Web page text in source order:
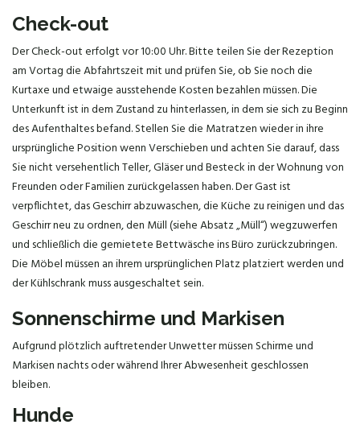
Check-out
Der Check-out erfolgt vor 10:00 Uhr. Bitte teilen Sie der Rezeption
am Vortag die Abfahrtszeit mit und prüfen Sie, ob Sie noch die
Kurtaxe und etwaige ausstehende Kosten bezahlen müssen. Die
Unterkunft ist in dem Zustand zu hinterlassen, in dem sie sich zu Beginn
des Aufenthaltes befand. Stellen Sie die Matratzen wieder in ihre
ursprüngliche Position wenn Verschieben und achten Sie darauf, dass
Sie nicht versehentlich Teller, Gläser und Besteck in der Wohnung von
Freunden oder Familien zurückgelassen haben. Der Gast ist
verpflichtet, das Geschirr abzuwaschen, die Küche zu reinigen und das
Geschirr neu zu ordnen, den Müll (siehe Absatz „Müll“) wegzuwerfen
und schließlich die gemietete Bettwäsche ins Büro zurückzubringen.
Die Möbel müssen an ihrem ursprünglichen Platz platziert werden und
der Kühlschrank muss ausgeschaltet sein.
Sonnenschirme und Markisen
Aufgrund plötzlich auftretender Unwetter müssen Schirme und
Markisen nachts oder während Ihrer Abwesenheit geschlossen
bleiben.
Hunde